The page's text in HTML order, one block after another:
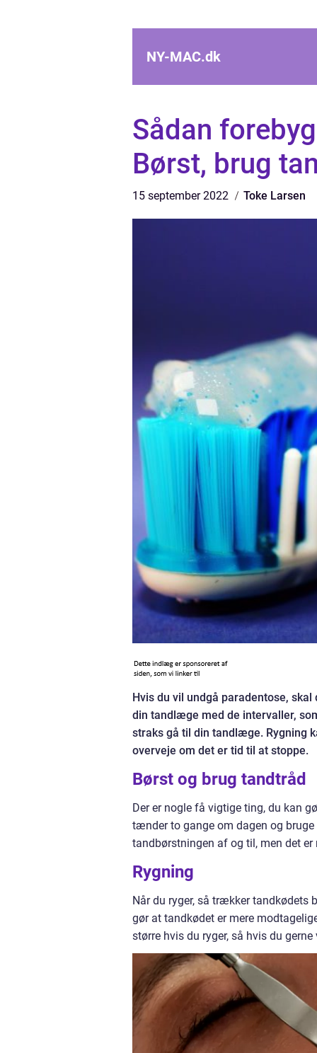
NY-MAC.dk
Sådan
Børst, brug
15 september 2022 Toke Larsen
Hvis du vil undgå paradentose,
din tandlæge med de intervaller,
straks gå til din tandlæge. Rygning
overveje om det er tid til at stoppe.
Børst og brug tandtråd
Der er nogle få vigtige ting, du kan
tænder to gange om dagen og
tandbørstningen af og til, men det
Rygning
Når du ryger, så trækker
gør at tandkødet er mere
større hvis du ryger, så hvis du